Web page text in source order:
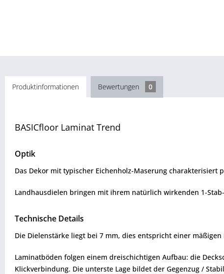
Produktinformationen Bewertungen 0
BASICfloor Laminat Trend
Optik
Das Dekor mit typischer Eichenholz-Maserung charakterisiert
Landhausdielen bringen mit ihrem natürlich wirkenden 1-
Technische Details
Die Dielenstärke liegt bei 7 mm, dies entspricht einer
Laminatböden folgen einem dreischichtigen Aufbau: die
Klickverbindung. Die unterste Lage bildet der Gegenzug /